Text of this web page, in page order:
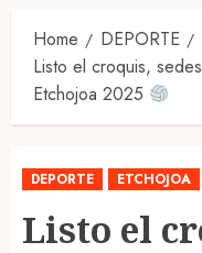
Home
DEPORTE
Listo el croquis,
Etchojoa 2025
DEPORTE ETCHOJOA
Listo el